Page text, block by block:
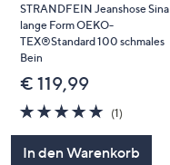
STRANDFEIN Jeanshose Sina
lange Form OEKO-
TEX®Standard 100 schmales
Bein
€ 119,99
5.0
von
5
(1)
In den Warenkorb